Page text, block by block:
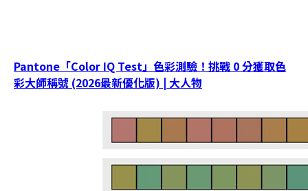
Pantone「Color IQ Test」色彩測驗！挑戰 0 分獲取色
彩大師稱號 (2026最新優化版) | 大人物